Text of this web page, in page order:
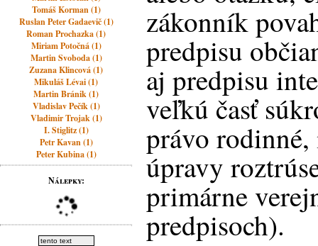
Tomáš Korman (1)
Ruslan Peter Gadaevič (1)
Roman Prochazka (1)
Miriam Potočná (1)
Martin Svoboda (1)
Zuzana Klincová (1)
Mikuláš Lévai (1)
Martin Bránik (1)
Vladislav Pečík (1)
Vladimir Trojak (1)
I. Stiglitz (1)
Petr Kavan (1)
Peter Kubina (1)
Nálepky:
zákonník
predpisu
aj predpisu
veľkú časť
právo
úpravy
primárne
predpisoch).